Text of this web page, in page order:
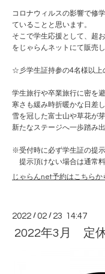
コロナウィルスの影響で修
ていることと思います。
そこで学生応援として、超
をじゃらんネットにて販売し
☆彡学生証持参の4名様以
学生旅行や卒業旅行に密を
寒さも緩み時折暖かな日差
雪を冠した富士山や草花が
新たなステージへ一歩踏み
※受付時に必ず学生証の提示
提示頂けない場合は通常
じゃらんnet予約はこちらか
2022 /02 / 23 14:47
2022年3月 定